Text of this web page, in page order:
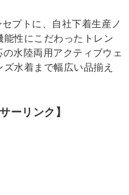
セプトに、自社下着生産ノ
能性にこだわったトレン
の水陸両用アクティブウェ
水着まで幅広い品揃え
ーリンク】